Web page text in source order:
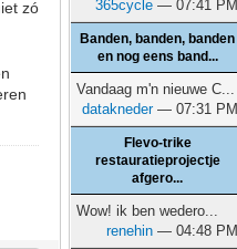
zó
365cycle — 07:41 PM
Banden, banden, banden
en nog eens band...
Vandaag m'n nieuwe C...
datakneder— 07:31 PM
Flevo-trike
restauratieprojectje
afgero...
Wow! ik ben wedero...
renehin — 04:48 PM